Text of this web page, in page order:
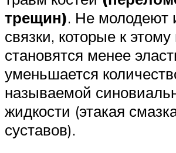
трещин). Не молодеют
связки, которые к этому
становятся менее
уменьшается
называемой
жидкости (этакая
суставов).